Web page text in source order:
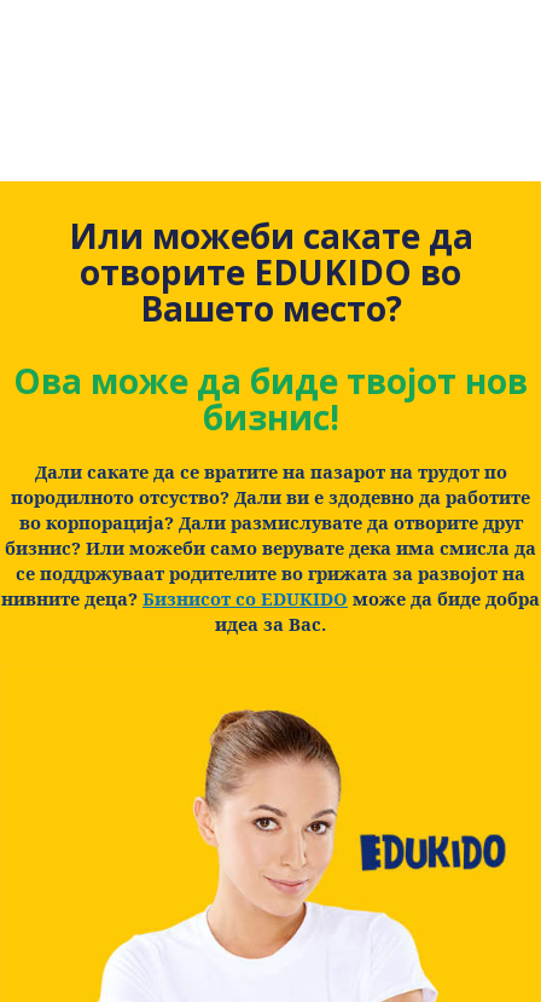
Или можеби сакате да
отворите EDUKIDO во
Вашето место?
Ова може да биде твојот нов
бизнис!
Дали сакате да се вратите на пазарот на трудот по
породилното отсуство? Дали ви е здодевно да работите
во корпорација? Дали размислувате да отворите друг
бизнис? Или можеби само верувате дека има смисла да
се поддржуваат родителите во грижата за развојот на
нивните деца? Бизнисот со EDUKIDO може да биде добра
идеа за Вас.